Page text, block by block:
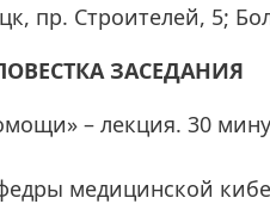
пр. Строителей, 5;
ЗАСЕДАНИЯ
– лекция. 30
медицинской